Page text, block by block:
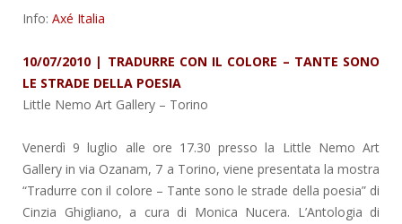
Info: Axé Italia
10/07/2010 | TRADURRE CON IL COLORE – TANTE SONO
LE STRADE DELLA POESIA
Little Nemo Art Gallery – Torino
Venerdì 9 luglio alle ore 17.30 presso la Little Nemo Art
Gallery in via Ozanam, 7 a Torino, viene presentata la mostra
“Tradurre con il colore – Tante sono le strade della poesia” di
Cinzia Ghigliano, a cura di Monica Nucera. L’Antologia di